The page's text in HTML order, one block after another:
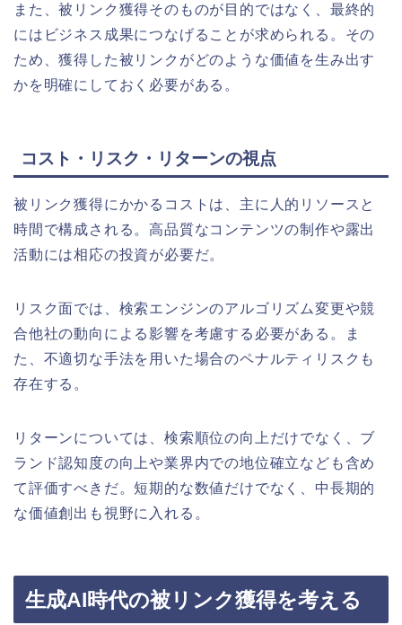
また、被リンク獲得そのものが目的ではなく、最終的
にはビジネス成果につなげることが求められる。その
ため、獲得した被リンクがどのような価値を生み出す
かを明確にしておく必要がある。
コスト・リスク・リターンの視点
被リンク獲得にかかるコストは、主に人的リソースと
時間で構成される。高品質なコンテンツの制作や露出
活動には相応の投資が必要だ。
リスク面では、検索エンジンのアルゴリズム変更や競
合他社の動向による影響を考慮する必要がある。ま
た、不適切な手法を用いた場合のペナルティリスクも
存在する。
リターンについては、検索順位の向上だけでなく、ブ
ランド認知度の向上や業界内での地位確立なども含め
て評価すべきだ。短期的な数値だけでなく、中長期的
な価値創出も視野に入れる。
生成AI時代の被リンク獲得を考える